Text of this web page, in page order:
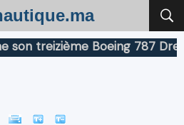
Boeing 787